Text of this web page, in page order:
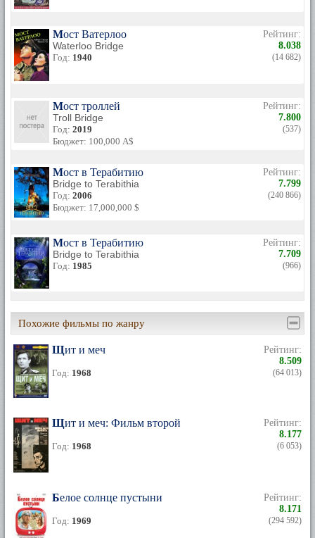
Мост Ватерлоо
Waterloo Bridge
Год: 1940
Рейтинг:
8.038
(14 682)
Мост троллей
Troll Bridge
Год: 2019
Бюджет: 100,000 A$
Рейтинг:
7.800
(537)
Мост в Терабитию
Bridge to Terabithia
Год: 2006
Бюджет: 17,000,000 $
Рейтинг:
7.799
(240 866)
Мост в Терабитию
Bridge to Terabithia
Год: 1985
Рейтинг:
7.709
(966)
Похожие фильмы по жанру
Щит и меч
Год: 1968
Рейтинг:
8.509
(64 013)
Щит и меч: Фильм второй
Год: 1968
Рейтинг:
8.177
(6 053)
Белое солнце пустыни
Год: 1969
Рейтинг:
8.171
(294 592)